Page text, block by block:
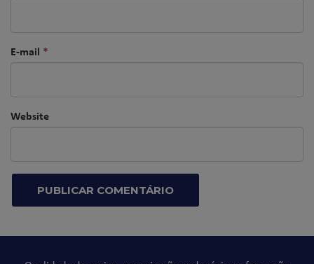
E-mail *
Website